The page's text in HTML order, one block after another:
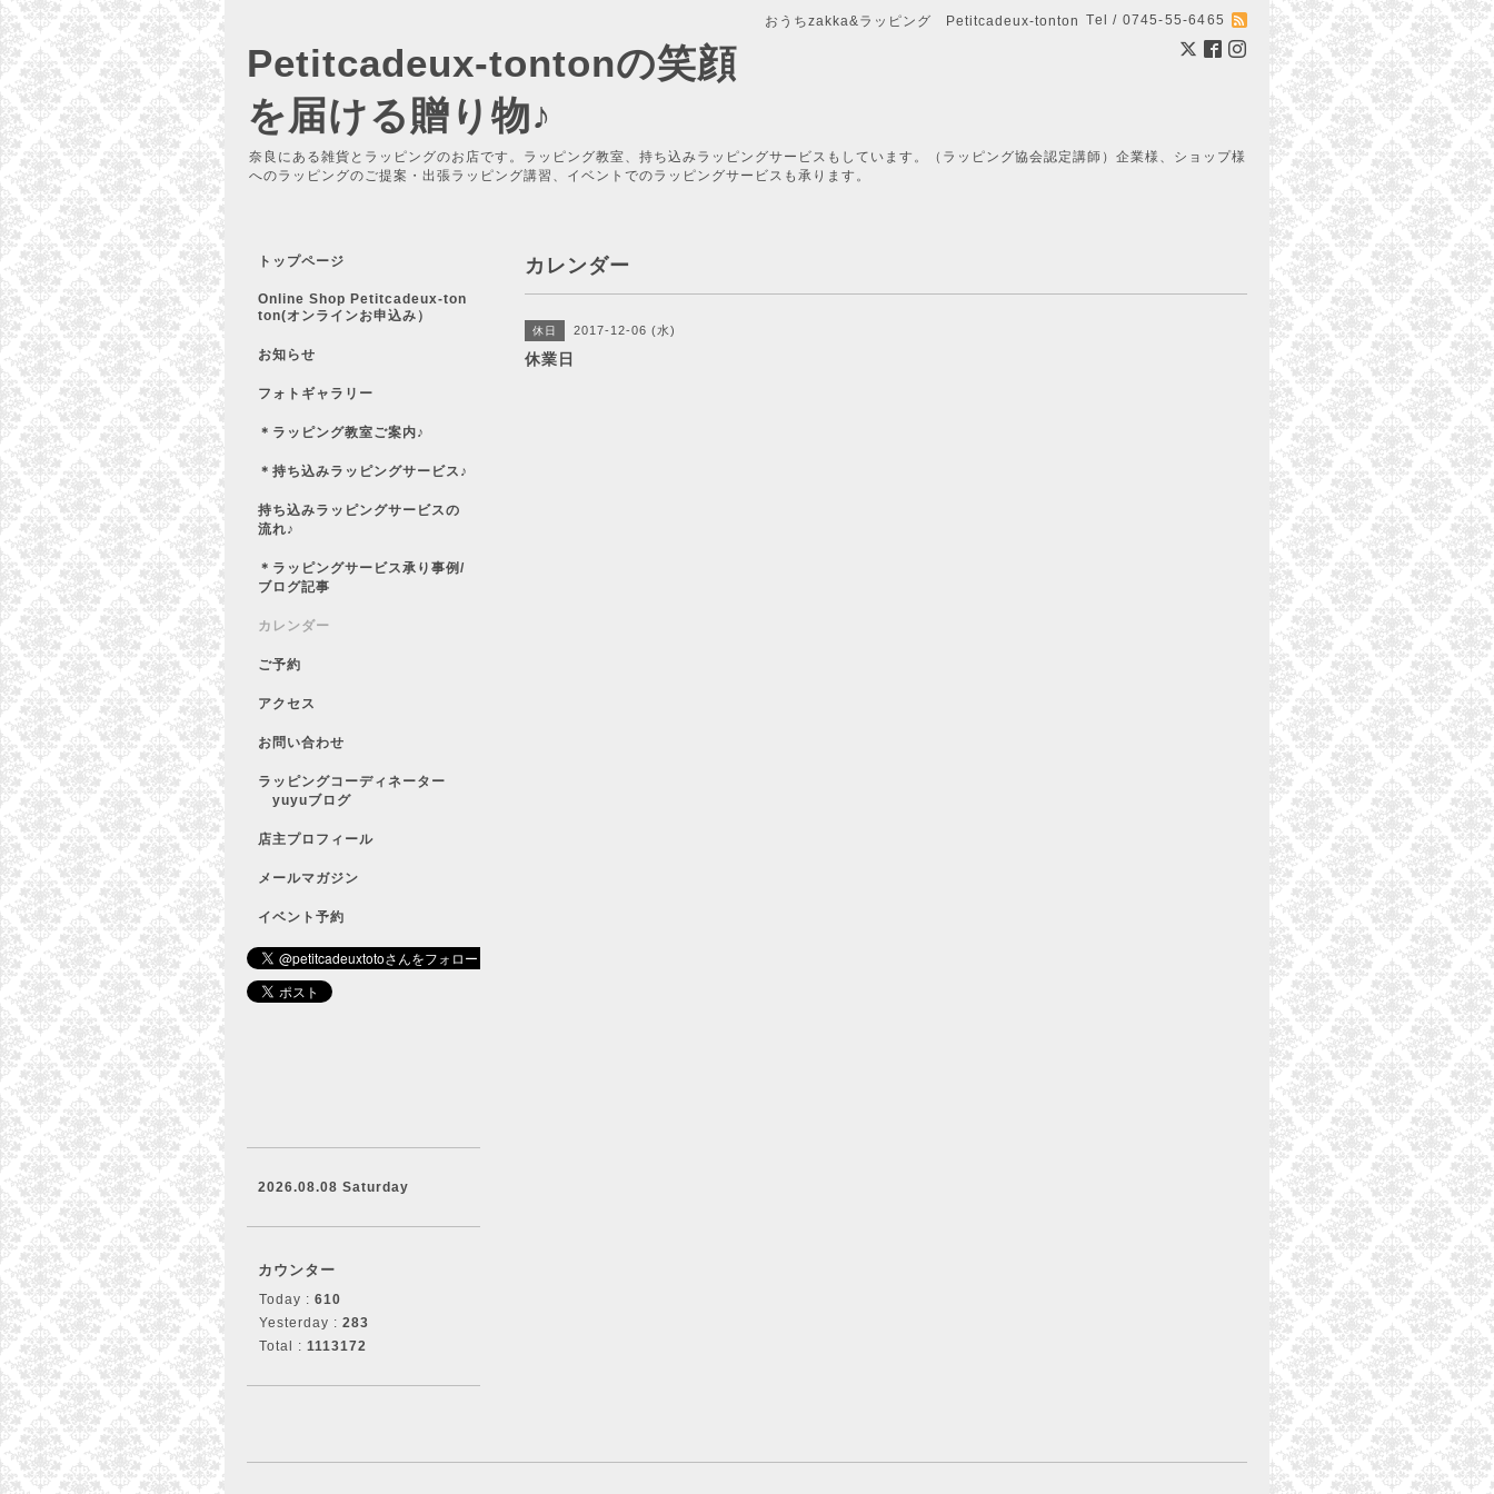
おうちzakka&ラッピング Petitcadeux-tonton Tel / 0745-55-6465
Petitcadeux-tontonの笑顔
を届ける贈り物♪
奈良にある雑貨とラッピングのお店です。ラッピング教室、持ち込みラッピングサービスもしています。（ラッピング協会認定講師）企業様、ショップ様
へのラッピングのご提案・出張ラッピング講習、イベントでのラッピングサービスも承ります。
カレンダー
休日 2017-12-06 (水)
休業日
トップページ
Online Shop Petitcadeux-ton
ton(オンラインお申込み）
お知らせ
フォトギャラリー
＊ラッピング教室ご案内♪
＊持ち込みラッピングサービス♪
持ち込みラッピングサービスの
流れ♪
＊ラッピングサービス承り事例/
ブログ記事
カレンダー
ご予約
アクセス
お問い合わせ
ラッピングコーディネーター
yuyuブログ
店主プロフィール
メールマガジン
イベント予約
2026.08.08 Saturday
カウンター
Today : 610
Yesterday : 283
Total : 1113172